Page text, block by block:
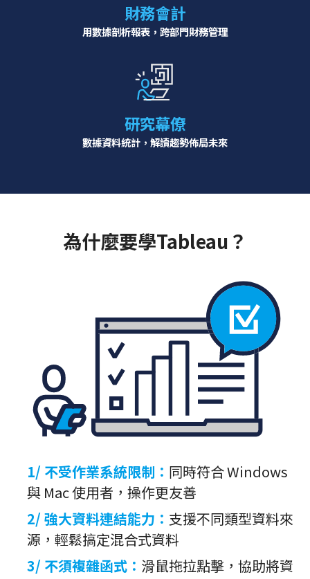
財務會計
用數據剖析報表，跨部門財務管理
研究幕僚
數據資料統計，解讀趨勢佈局未來
為什麼要學Tableau？
1/ 不受作業系統限制： 同時符合 Windows
與 Mac 使用者，操作更友善
2/ 強大資料連結能力： 支援不同類型資料來
源，輕鬆搞定混合式資料
3/ 不須複雜函式： 滑鼠拖拉點擊，協助將資